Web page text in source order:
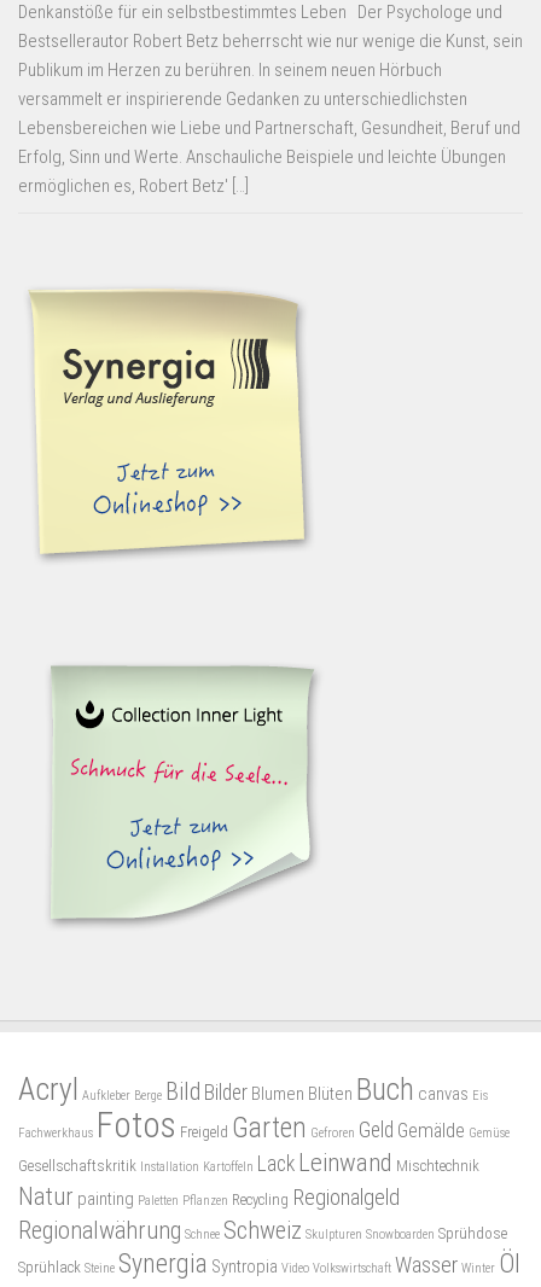
Denkanstöße für ein selbstbestimmtes Leben Der Psychologe und
Bestsellerautor Robert Betz beherrscht wie nur wenige die Kunst, sein
Publikum im Herzen zu berühren. In seinem neuen Hörbuch
versammelt er inspirierende Gedanken zu unterschiedlichsten
Lebensbereichen wie Liebe und Partnerschaft, Gesundheit, Beruf und
Erfolg, Sinn und Werte. Anschauliche Beispiele und leichte Übungen
ermöglichen es, Robert Betz' […]
Acryl Aufkleber Berge Bild Bilder Blumen Blüten Buch canvas Eis
Fachwerkhaus Fotos Freigeld Garten Gefroren Geld Gemälde Gemüse
Gesellschaftskritik Installation Kartoffeln Lack Leinwand Mischtechnik
Natur painting Paletten Pflanzen Recycling Regionalgeld
Regionalwährung Schnee Schweiz Skulpturen Snowboarden Sprühdose
Sprühlack Steine Synergia Syntropia Video Volkswirtschaft Wasser Winter Öl